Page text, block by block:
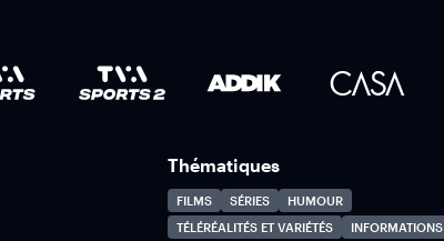
Thématiques
FILMS SÉRIES
HUMOUR
TÉLÉRÉALITÉS ET VARIÉTÉS
INFORMATIONS